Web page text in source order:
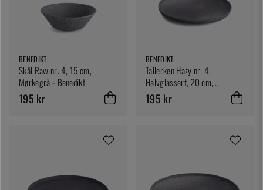
BENEDIKT
Skål Raw nr. 4, 15 cm,
Mørkegrå - Benedikt
195 kr
BENEDIKT
Tallerken Hazy nr. 4,
Halvglassert, 20 cm,
Mørkegrå - Benedikt
195 kr